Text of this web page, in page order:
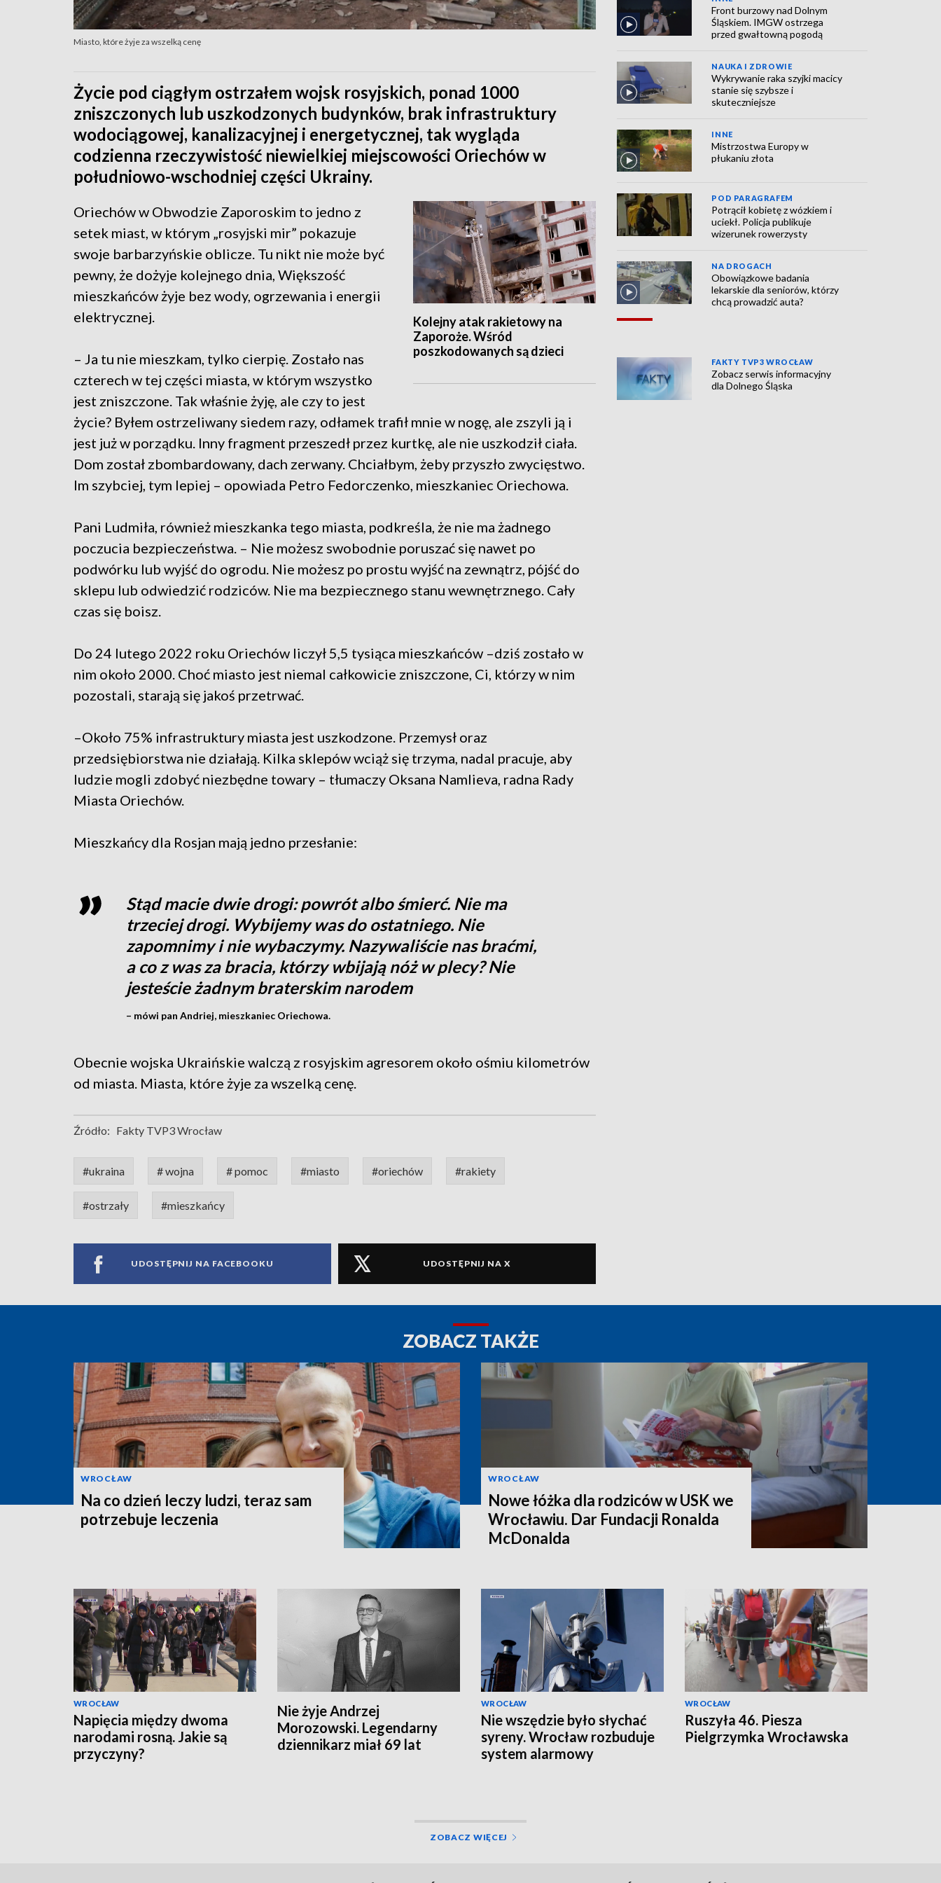
Miasto, które żyje za wszelką cenę
Życie pod ciągłym ostrzałem wojsk rosyjskich, ponad 1000
zniszczonych lub uszkodzonych budynków, brak infrastruktury
wodociągowej, kanalizacyjnej i energetycznej, tak wygląda
codzienna rzeczywistość niewielkiej miejscowości Oriechów w
południowo-wschodniej części Ukrainy.
Kolejny atak rakietowy na
Zaporoże. Wśród
poszkodowanych są dzieci
Oriechów w Obwodzie Zaporoskim to jedno z
setek miast, w którym „rosyjski mir” pokazuje
swoje barbarzyńskie oblicze. Tu nikt nie może być
pewny, że dożyje kolejnego dnia, Większość
mieszkańców żyje bez wody, ogrzewania i energii
elektrycznej.
– Ja tu nie mieszkam, tylko cierpię. Zostało nas
czterech w tej części miasta, w którym wszystko
jest zniszczone. Tak właśnie żyję, ale czy to jest
życie? Byłem ostrzeliwany siedem razy, odłamek trafił mnie w nogę, ale zszyli ją i
jest już w porządku. Inny fragment przeszedł przez kurtkę, ale nie uszkodził ciała.
Dom został zbombardowany, dach zerwany. Chciałbym, żeby przyszło zwycięstwo.
Im szybciej, tym lepiej – opowiada Petro Fedorczenko, mieszkaniec Oriechowa.
Pani Ludmiła, również mieszkanka tego miasta, podkreśla, że nie ma żadnego
poczucia bezpieczeństwa. – Nie możesz swobodnie poruszać się nawet po
podwórku lub wyjść do ogrodu. Nie możesz po prostu wyjść na zewnątrz, pójść do
sklepu lub odwiedzić rodziców. Nie ma bezpiecznego stanu wewnętrznego. Cały
czas się boisz.
Do 24 lutego 2022 roku Oriechów liczył 5,5 tysiąca mieszkańców –dziś zostało w
nim około 2000. Choć miasto jest niemal całkowicie zniszczone, Ci, którzy w nim
pozostali, starają się jakoś przetrwać.
–Około 75% infrastruktury miasta jest uszkodzone. Przemysł oraz
przedsiębiorstwa nie działają. Kilka sklepów wciąż się trzyma, nadal pracuje, aby
ludzie mogli zdobyć niezbędne towary – tłumaczy Oksana Namlieva, radna Rady
Miasta Oriechów.
Mieszkańcy dla Rosjan mają jedno przesłanie:
Stąd macie dwie drogi: powrót albo śmierć. Nie ma
trzeciej drogi. Wybijemy was do ostatniego. Nie
zapomnimy i nie wybaczymy. Nazywaliście nas braćmi,
a co z was za bracia, którzy wbijają nóż w plecy? Nie
jesteście żadnym braterskim narodem
– mówi pan Andriej, mieszkaniec Oriechowa.
Obecnie wojska Ukraińskie walczą z rosyjskim agresorem około ośmiu kilometrów
od miasta. Miasta, które żyje za wszelką cenę.
Źródło: Fakty TVP3 Wrocław
#ukraina # wojna # pomoc #miasto #oriechów #rakiety
#ostrzały #mieszkańcy
UDOSTĘPNIJ NA FACEBOOKU UDOSTĘPNIJ NA X
Front burzowy nad Dolnym
Śląskiem. IMGW ostrzega
przed gwałtowną pogodą
NAUKA I ZDROWIE
Wykrywanie raka szyjki macicy
stanie się szybsze i
skuteczniejsze
INNE
Mistrzostwa Europy w
płukaniu złota
POD PARAGRAFEM
Potrącił kobietę z wózkiem i
uciekł. Policja publikuje
wizerunek rowerzysty
NA DROGACH
Obowiązkowe badania
lekarskie dla seniorów, którzy
chcą prowadzić auta?
FAKTY TVP3 WROCŁAW
Zobacz serwis informacyjny
dla Dolnego Śląska
ZOBACZ TAKŻE
WROCŁAW
Na co dzień leczy ludzi, teraz sam
potrzebuje leczenia
WROCŁAW
Nowe łóżka dla rodziców w USK we
Wrocławiu. Dar Fundacji Ronalda
McDonalda
WROCŁAW
Napięcia między dwoma
narodami rosną. Jakie są
przyczyny?
Nie żyje Andrzej
Morozowski. Legendarny
dziennikarz miał 69 lat
WROCŁAW
Nie wszędzie było słychać
syreny. Wrocław rozbuduje
system alarmowy
WROCŁAW
Ruszyła 46. Piesza
Pielgrzymka Wrocławska
ZOBACZ WIĘCEJ